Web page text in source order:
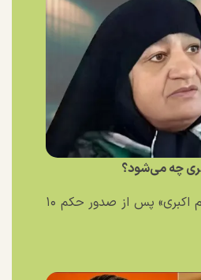
چه می‌شود؟
پرونده جنجالی «کلثوم اکبری» پس از صدور حکم ۱۰